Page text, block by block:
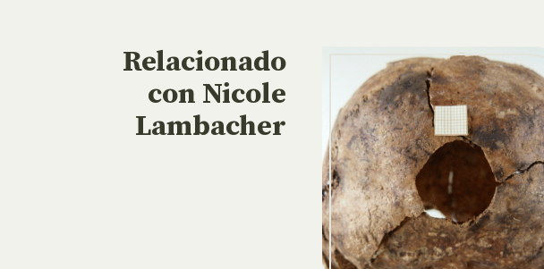
Relacionado
con Nicole
Lambacher